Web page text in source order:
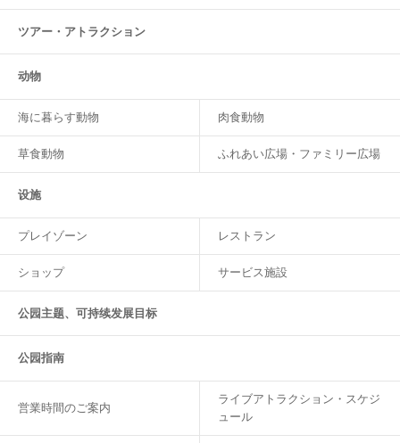
ツアー・ アトラクション
动物
海に暮らす動物 肉食動物
草食動物 ふれあい広場・ファミリー広場
设施
プレイゾーン レストラン
ショップ サービス施設
公园主题、可持续发展目标
公园指南
営業時間のご案内
ライブアトラクション・スケジ
ュール